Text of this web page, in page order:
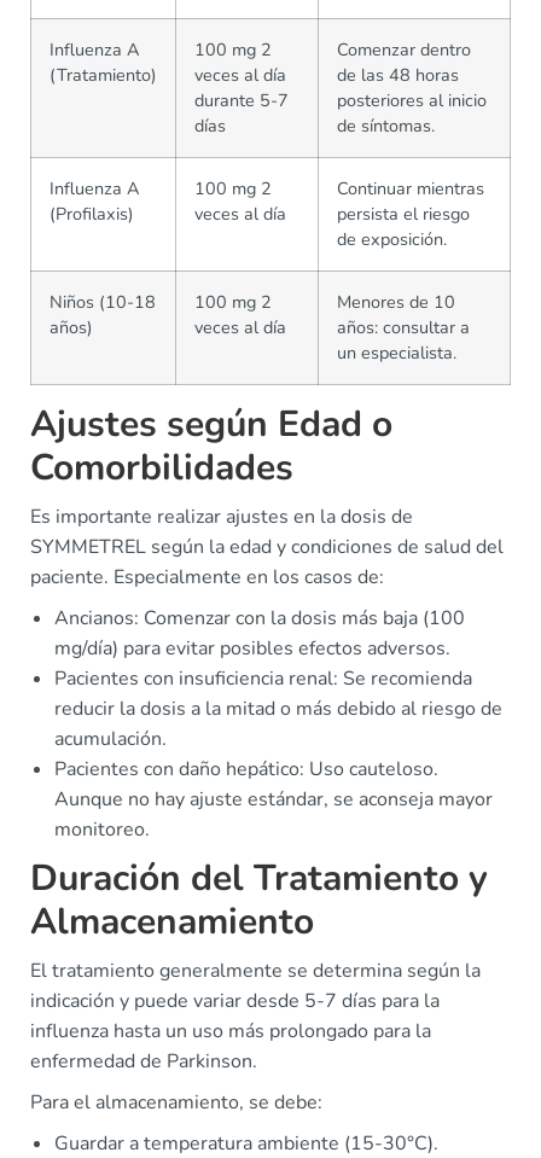
Influenza A
(Tratamiento)
100 mg 2
veces al día
durante 5-7
días
Comenzar dentro
de las 48 horas
posteriores al inicio
de síntomas.
Influenza A
(Profilaxis)
100 mg 2
veces al día
Continuar mientras
persista el riesgo
de exposición.
Niños (10-18
años)
100 mg 2
veces al día
Menores de 10
años: consultar a
un especialista.
Ajustes según Edad o
Comorbilidades
Es importante realizar ajustes en la dosis de
SYMMETREL según la edad y condiciones de salud del
paciente. Especialmente en los casos de:
Ancianos: Comenzar con la dosis más baja (100
mg/día) para evitar posibles efectos adversos.
Pacientes con insuficiencia renal: Se recomienda
reducir la dosis a la mitad o más debido al riesgo de
acumulación.
Pacientes con daño hepático: Uso cauteloso.
Aunque no hay ajuste estándar, se aconseja mayor
monitoreo.
Duración del Tratamiento y
Almacenamiento
El tratamiento generalmente se determina según la
indicación y puede variar desde 5-7 días para la
influenza hasta un uso más prolongado para la
enfermedad de Parkinson.
Para el almacenamiento, se debe:
Guardar a temperatura ambiente (15-30°C).